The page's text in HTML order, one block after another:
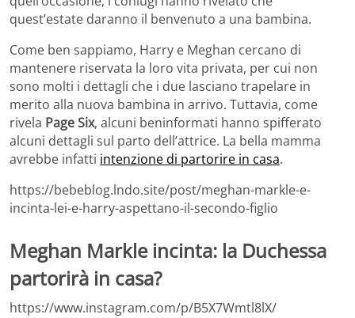
quest’estate daranno il benvenuto a una bambina.
Come ben sappiamo, Harry e Meghan cercano di
mantenere riservata la loro vita privata, per cui non
sono molti i dettagli che i due lasciano trapelare in
merito alla nuova bambina in arrivo. Tuttavia, come
rivela Page Six, alcuni beninformati hanno spifferato
alcuni dettagli sul parto dell’attrice. La bella mamma
avrebbe infatti intenzione di partorire in casa.
https://bebeblog.lndo.site/post/meghan-markle-e-
incinta-lei-e-harry-aspettano-il-secondo-figlio
Meghan Markle incinta: la Duchessa
partorirà in casa?
https://www.instagram.com/p/B5X7Wmtl8lX/